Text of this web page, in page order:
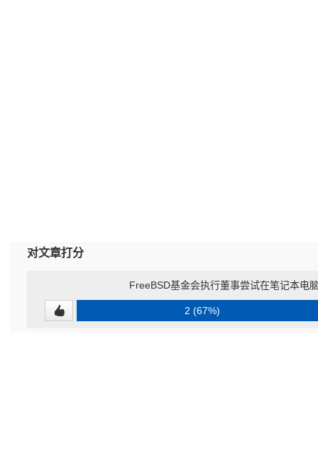
对文章打分
FreeBSD基金会执行董事尝试在笔记本电
2 (67%)